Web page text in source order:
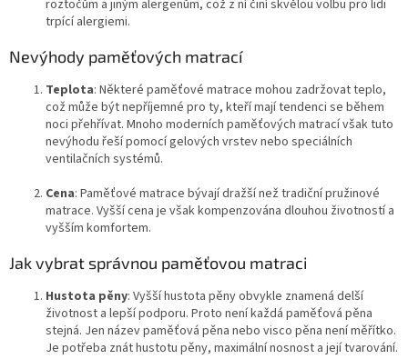
roztočům a jiným alergenům, což z ní činí skvělou volbu pro lidi
trpící alergiemi.
Nevýhody paměťových matrací
Teplota: Některé paměťové matrace mohou zadržovat teplo,
což může být nepříjemné pro ty, kteří mají tendenci se během
noci přehřívat. Mnoho moderních paměťových matrací však tuto
nevýhodu řeší pomocí gelových vrstev nebo speciálních
ventilačních systémů.
Cena: Paměťové matrace bývají dražší než tradiční pružinové
matrace. Vyšší cena je však kompenzována dlouhou životností a
vyšším komfortem.
Jak vybrat správnou paměťovou matraci
Hustota pěny: Vyšší hustota pěny obvykle znamená delší
životnost a lepší podporu. Proto není každá paměťová pěna
stejná. Jen název paměťová pěna nebo visco pěna není měřítko.
Je potřeba znát hustotu pěny, maximální nosnost a její tvarování.